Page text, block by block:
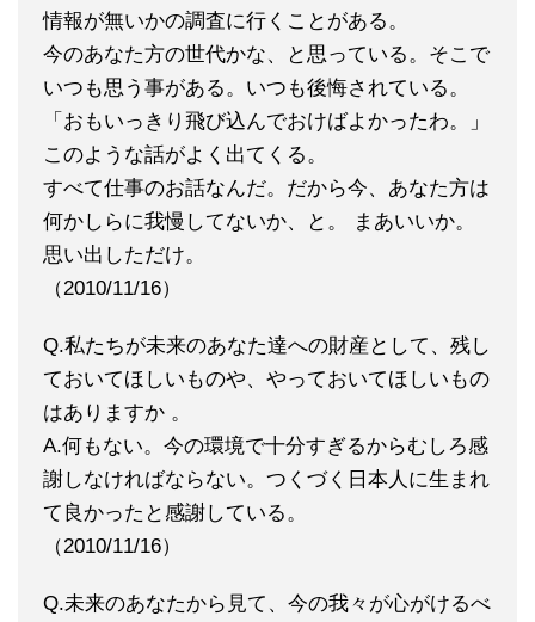
情報が無いかの調査に行くことがある。
今のあなた方の世代かな、と思っている。そこで
いつも思う事がある。いつも後悔されている。
「おもいっきり飛び込んでおけばよかったわ。」
このような話がよく出てくる。
すべて仕事のお話なんだ。だから今、あなた方は
何かしらに我慢してないか、と。 まあいいか。
思い出しただけ。
（2010/11/16）
Q.私たちが未来のあなた達への財産として、残し
ておいてほしいものや、やっておいてほしいもの
はありますか 。
A.何もない。今の環境で十分すぎるからむしろ感
謝しなければならない。つくづく日本人に生まれ
て良かったと感謝している。
（2010/11/16）
Q.未来のあなたから見て、今の我々が心がけるべ